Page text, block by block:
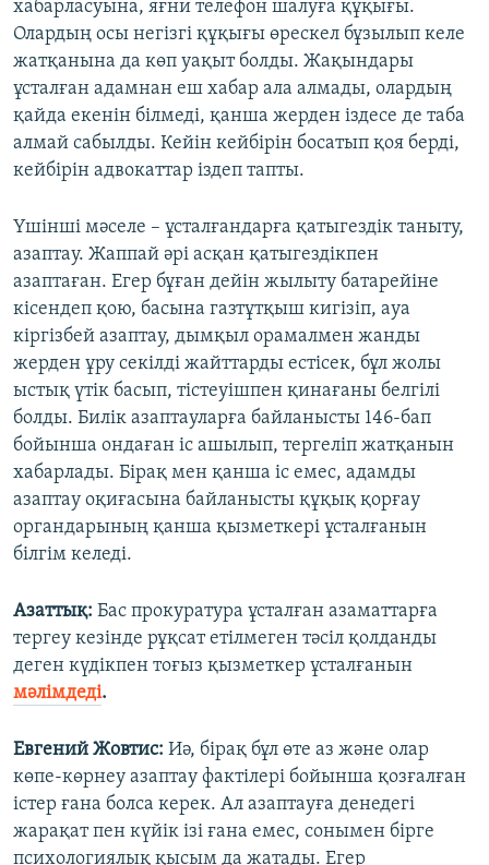
хабарласуына, яғни телефон шалуға құқығы.
Олардың осы негізгі құқығы өрескел бұзылып келе
жатқанына да көп уақыт болды. Жақындары
ұсталған адамнан еш хабар ала алмады, олардың
қайда екенін білмеді, қанша жерден іздесе де таба
алмай сабылды. Кейін кейбірін босатып қоя берді,
кейбірін адвокаттар іздеп тапты.
Үшінші мәселе – ұсталғандарға қатыгездік таныту,
азаптау. Жаппай әрі асқан қатыгездікпен
азаптаған. Егер бұған дейін жылыту батарейіне
кісендеп қою, басына газтұтқыш кигізіп, ауа
кіргізбей азаптау, дымқыл орамалмен жанды
жерден ұру секілді жайттарды естісек, бұл жолы
ыстық үтік басып, тістеуішпен қинағаны белгілі
болды. Билік азаптауларға байланысты 146-бап
бойынша ондаған іс ашылып, тергеліп жатқанын
хабарлады. Бірақ мен қанша іс емес, адамды
азаптау оқиғасына байланысты құқық қорғау
органдарының қанша қызметкері ұсталғанын
білгім келеді.
Азаттық: Бас прокуратура ұсталған азаматтарға
тергеу кезінде рұқсат етілмеген тәсіл қолданды
деген күдікпен тоғыз қызметкер ұсталғанын
мәлімдеді.
Евгений Жовтис: Иә, бірақ бұл өте аз және олар
көпе-көрнеу азаптау фактілері бойынша қозғалған
істер ғана болса керек. Ал азаптауға денедегі
жарақат пен күйік ізі ғана емес, сонымен бірге
психологиялық қысым да жатады. Егер